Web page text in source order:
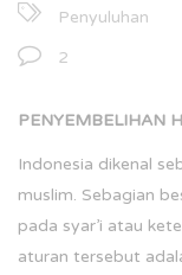
Penyuluhan
2
PENYEMBELIHAN
Indonesia dikenal
muslim. Sebagian
pada syar’i atau
aturan tersebut